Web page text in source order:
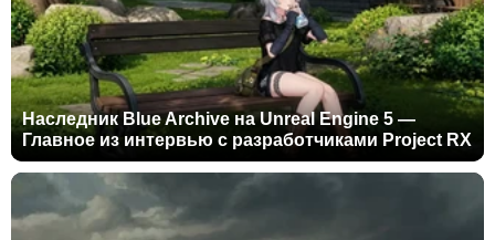
Наследник Blue Archive на Unreal Engine 5 —
Главное из интервью с разработчиками Project RX